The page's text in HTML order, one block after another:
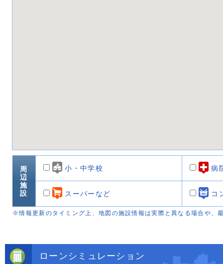
周
辺
施
設
小・中学校 病
スーパーなど コ
※情報更新のタイミング上、地図の施設情報は実際と異なる場合や、
ローンシミュレーション